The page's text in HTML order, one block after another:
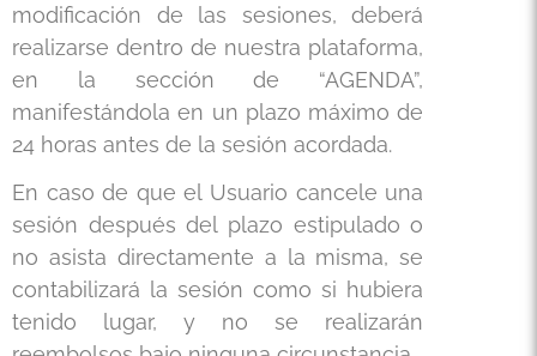
modificación de las sesiones, deberá
realizarse dentro de nuestra plataforma,
en la sección de “AGENDA”,
manifestándola en un plazo máximo de
24 horas antes de la sesión acordada.
En caso de que el Usuario cancele una
sesión después del plazo estipulado o
no asista directamente a la misma, se
contabilizará la sesión como si hubiera
tenido lugar, y no se realizarán